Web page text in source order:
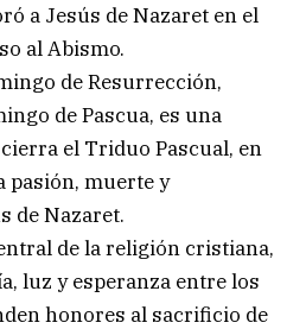
a Jesús de Nazaret en el
al Abismo.
de Resurrección,
de Pascua, es una
el Triduo Pascual, en
pasión, muerte y
de Nazaret.
de la religión cristiana,
luz y esperanza entre los
honores al sacrificio de